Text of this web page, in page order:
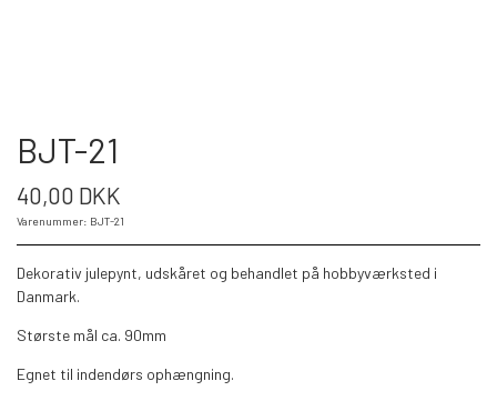
BJT-21
40,00 DKK
Varenummer: BJT-21
Dekorativ julepynt, udskåret og behandlet på hobbyværksted i
Danmark.
Største mål ca. 90mm
Egnet til indendørs ophængning.